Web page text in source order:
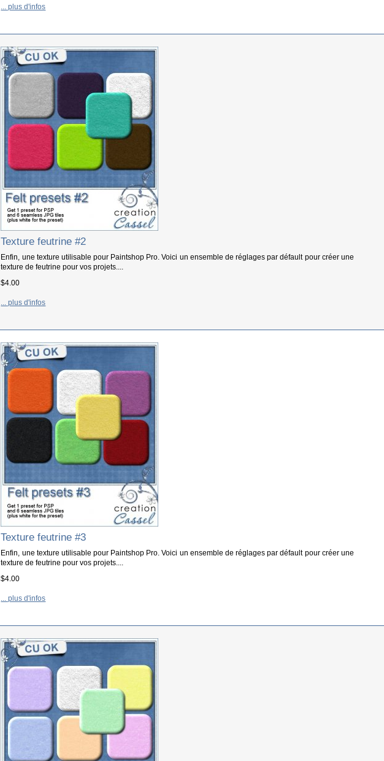
... plus d'infos
Texture feutrine #2
Enfin, une texture utilisable pour Paintshop Pro. Voici un ensemble de réglages par défault pour créer une
texture de feutrine pour vos projets....
$4.00
... plus d'infos
Texture feutrine #3
Enfin, une texture utilisable pour Paintshop Pro. Voici un ensemble de réglages par défault pour créer une
texture de feutrine pour vos projets....
$4.00
... plus d'infos